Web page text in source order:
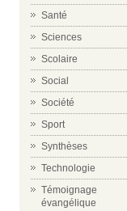
Santé
Sciences
Scolaire
Social
Société
Sport
Synthèses
Technologie
Témoignage
évangélique